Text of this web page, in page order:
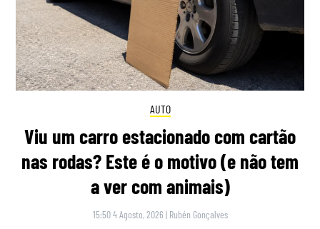
AUTO
Viu um carro estacionado com cartão
nas rodas? Este é o motivo (e não tem
a ver com animais)
15:50 4 Agosto, 2026 | Rubén Gonçalves